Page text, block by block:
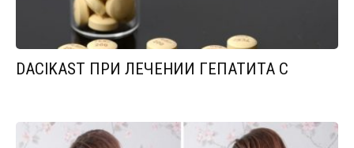
DACIKAST ПРИ ЛЕЧЕНИИ ГЕПАТИТА С